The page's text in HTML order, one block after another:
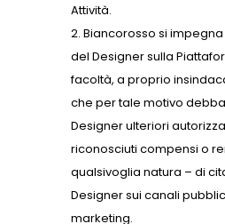
Attività.
Biancorosso si
del Designer sulla
facoltà, a proprio
che per tale motivo
Designer ulteriori
riconosciuti compensi o
qualsivoglia natura – di
Designer sui canali
marketing.